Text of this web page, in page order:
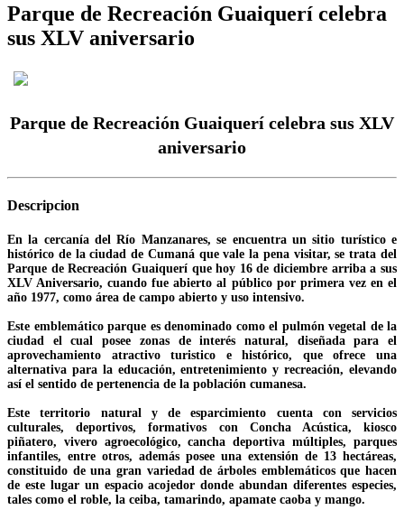
Parque de Recreación Guaiquerí celebra
sus XLV aniversario
Parque de Recreación Guaiquerí celebra sus XLV
aniversario
Descripcion
En la cercanía del Río Manzanares, se encuentra un sitio turístico e
histórico de la ciudad de Cumaná que vale la pena visitar, se trata del
Parque de Recreación Guaiquerí que hoy 16 de diciembre arriba a sus
XLV Aniversario, cuando fue abierto al público por primera vez en el
año 1977, como área de campo abierto y uso intensivo.
Este emblemático parque es denominado como el pulmón vegetal de la
ciudad el cual posee zonas de interés natural, diseñada para el
aprovechamiento atractivo turistico e histórico, que ofrece una
alternativa para la educación, entretenimiento y recreación, elevando
así el sentido de pertenencia de la población cumanesa.
Este territorio natural y de esparcimiento cuenta con servicios
culturales, deportivos, formativos con Concha Acústica, kiosco
piñatero, vivero agroecológico, cancha deportiva múltiples, parques
infantiles, entre otros, además posee una extensión de 13 hectáreas,
constituido de una gran variedad de árboles emblemáticos que hacen
de este lugar un espacio acojedor donde abundan diferentes especies,
tales como el roble, la ceiba, tamarindo, apamate caoba y mango.